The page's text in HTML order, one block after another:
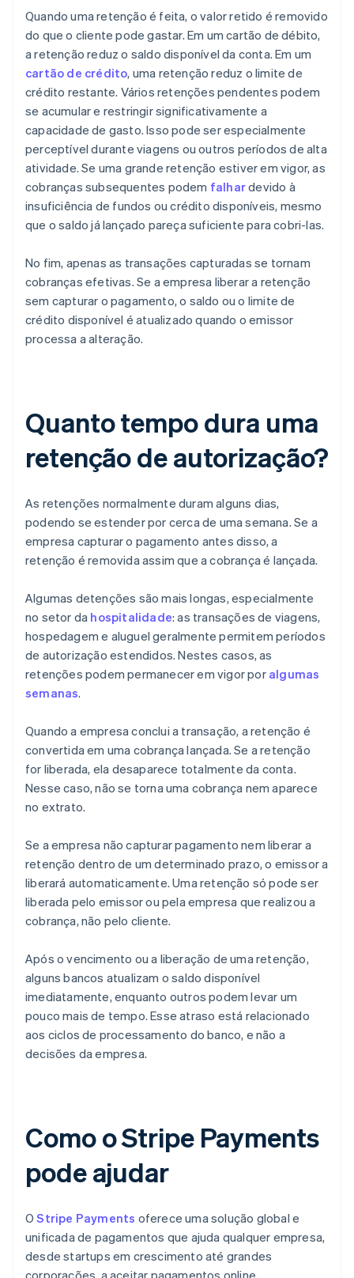
Quando uma retenção é feita, o valor retido é removido
do que o cliente pode gastar. Em um cartão de débito,
a retenção reduz o saldo disponível da conta. Em um
cartão de crédito, uma retenção reduz o limite de
crédito restante. Vários retenções pendentes podem
se acumular e restringir significativamente a
capacidade de gasto. Isso pode ser especialmente
perceptível durante viagens ou outros períodos de alta
atividade. Se uma grande retenção estiver em vigor, as
cobranças subsequentes podem falhardevido à
insuficiência de fundos ou crédito disponíveis, mesmo
que o saldo já lançado pareça suficiente para cobri-las.
No fim, apenas as transações capturadas se tornam
cobranças efetivas. Se a empresa liberar a retenção
sem capturar o pagamento, o saldo ou o limite de
crédito disponível é atualizado quando o emissor
processa a alteração.
Quanto tempo dura uma
retenção de autorização?
As retenções normalmente duram alguns dias,
podendo se estender por cerca de uma semana. Se a
empresa capturar o pagamento antes disso, a
retenção é removida assim que a cobrança é lançada.
Algumas detenções são mais longas, especialmente
no setor da hospitalidade: as transações de viagens,
hospedagem e aluguel geralmente permitem períodos
de autorização estendidos. Nestes casos, as
retenções podem permanecer em vigor por algumas
semanas.
Quando a empresa conclui a transação, a retenção é
convertida em uma cobrança lançada. Se a retenção
for liberada, ela desaparece totalmente da conta.
Nesse caso, não se torna uma cobrança nem aparece
no extrato.
Se a empresa não capturar pagamento nem liberar a
retenção dentro de um determinado prazo, o emissor a
liberará automaticamente. Uma retenção só pode ser
liberada pelo emissor ou pela empresa que realizou a
cobrança, não pelo cliente.
Após o vencimento ou a liberação de uma retenção,
alguns bancos atualizam o saldo disponível
imediatamente, enquanto outros podem levar um
pouco mais de tempo. Esse atraso está relacionado
aos ciclos de processamento do banco, e não a
decisões da empresa.
Como o Stripe Payments
pode ajudar
OStripe Payments oferece uma solução global e
unificada de pagamentos que ajuda qualquer empresa,
desde startups em crescimento até grandes